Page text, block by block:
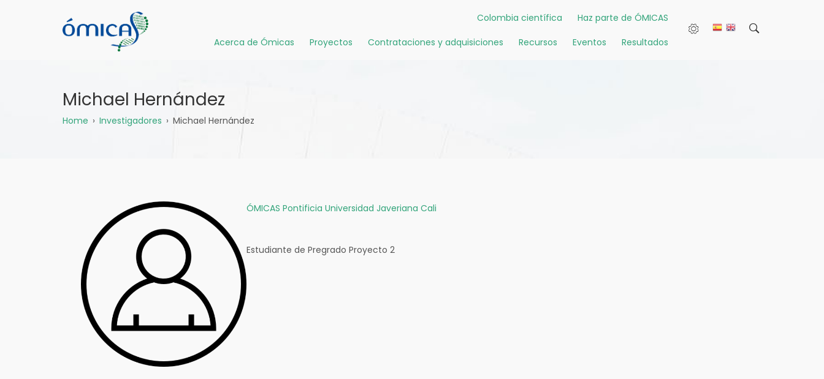
Colombia científica
Haz parte de ÓMICAS
Acerca de Ómicas
Proyectos Contrataciones y adquisiciones Recursos Eventos Resultados
Michael Hernández
Sobrescribir
navegación
Home Investigadores Michael Hernández
ÓMICAS Pontificia Universidad Javeriana Cali
Estudiante de Pregrado Proyecto 2